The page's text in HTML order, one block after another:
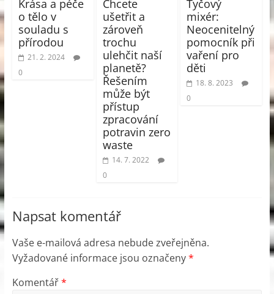
Krása a péče
o tělo v
souladu s
přírodou
21. 2. 2024
0
Chcete
ušetřit a
zároveň
trochu
ulehčit naší
planetě?
Řešením
může být
přístup
zpracování
potravin zero
waste
14. 7. 2022
0
Tyčový
mixér:
Neocenitelný
pomocník při
vaření pro
děti
18. 8. 2023
0
Napsat komentář
Vaše e-mailová adresa nebude zveřejněna.
Vyžadované informace jsou označeny*
Komentář*